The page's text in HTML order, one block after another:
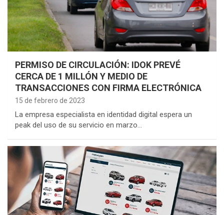
PERMISO DE CIRCULACIÓN: IDOK PREVÉ
CERCA DE 1 MILLÓN Y MEDIO DE
TRANSACCIONES CON FIRMA ELECTRÓNICA
15 de febrero de 2023
La empresa especialista en identidad digital espera un
peak del uso de su servicio en marzo…